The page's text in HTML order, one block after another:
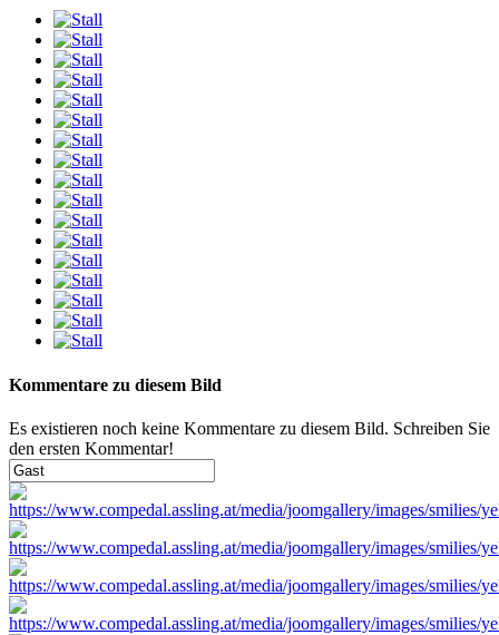
Kommentare zu diesem Bild
Es existieren noch keine Kommentare zu diesem Bild. Schreiben Sie
den ersten Kommentar!